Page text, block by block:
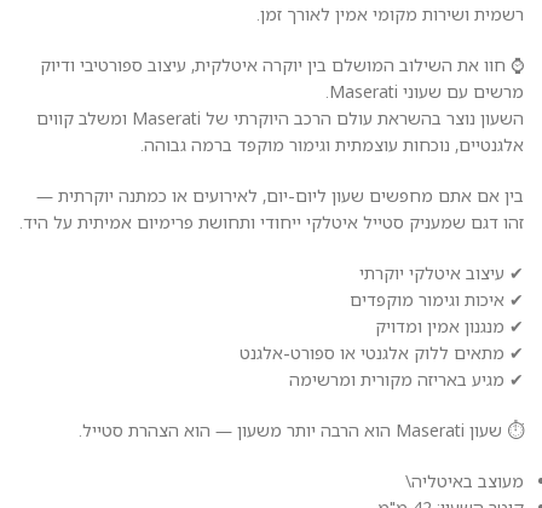
רשמית ושירות מקומי אמין לאורך זמן.
⌚ חוו את השילוב המושלם בין יוקרה איטלקית, עיצוב ספורטיבי ודיוק
מרשים עם שעוני Maserati.
השעון נוצר בהשראת עולם הרכב היוקרתי של Maserati ומשלב קווים
אלגנטיים, נוכחות עוצמתית וגימור מוקפד ברמה גבוהה.
בין אם אתם מחפשים שעון ליום-יום, לאירועים או כמתנה יוקרתית —
זהו דגם שמעניק סטייל איטלקי ייחודי ותחושת פרימיום אמיתית על היד.
✔ עיצוב איטלקי יוקרתי
✔ איכות וגימור מוקפדים
✔ מנגנון אמין ומדויק
✔ מתאים ללוק אלגנטי או ספורט-אלגנט
✔ מגיע באריזה מקורית ומרשימה
⏱️ שעון Maserati הוא הרבה יותר משעון — הוא הצהרת סטייל.
מעוצב באיטליה\